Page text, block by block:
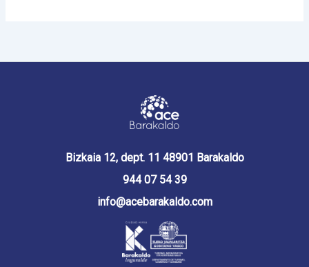
Bizkaia 12, dept. 11 48901 Barakaldo
944 07 54 39
info@acebarakaldo.com